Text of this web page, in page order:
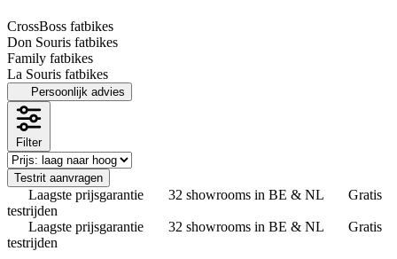
CrossBoss fatbikes
Don Souris fatbikes
Family fatbikes
La Souris fatbikes
Persoonlijk advies
Filter
Testrit aanvragen
Laagste prijsgarantie 32 showrooms in BE & NL
Gratis
testrijden
Laagste prijsgarantie
32 showrooms in BE & NL
Gratis
testrijden